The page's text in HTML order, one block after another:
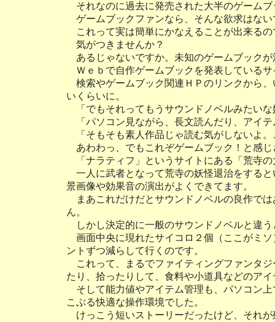
それなのに過去に発売された大半のゲーム
ゲームブックファンなら、そんな欲求はな
これって実は簡単にかなえることが出来るの
気がつきませんか？
あるじゃないですか。未知のゲームブックが
Ｗｅｂで自作ゲームブックを発表しているサ
検索やゲームブック関連ＨＰのリンクから
いくらいに。
「でもそれってもうサウンドノベルみたい
「パソコン見ながら、長文読んだり、アイ
「そもそも素人作品じゃ読む気がしないよ
あわわっ、でもこれぞゲームブック！と感
「ナラティフ」というサイトにある「荒寺
一人に武者となって荒寺の妖怪退治をする
景画像や効果音の演出がよくできてます。
まあこれだけだとサウンドノベルの良作で
ん。
しかし決定的に一般のサウンドノベルと違
画面中央に現れたサイコロ２個（ここがミ
ントずつ減らして行くのです。
これって、まるでファイティングファンタ
たり、拾ったりして、食料や小道具などのア
そして能力値やアイテム管理も、パソコン
こぶる快適な操作環境でした。
けっこう短いストーリーだったけど、それ